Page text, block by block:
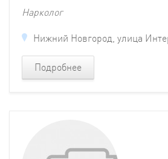
Нарколог
Нижний Новгород, улица
Подробнее